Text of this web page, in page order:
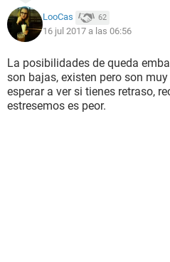
LooCas 62
16 jul 2017 a las 06:56
La posibilidades de queda
son bajas, existen pero son
esperar a ver si tienes retraso,
estresemos es peor.